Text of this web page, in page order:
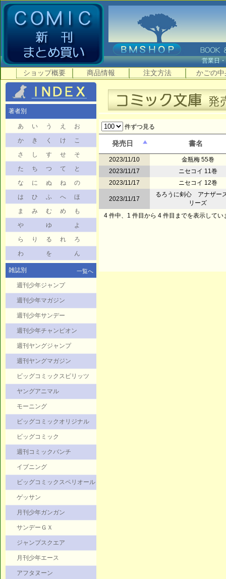
営業
ショップ概要 商品情報 注文方法 かごの中
著者別
あ い う え
お
か
き く け
こ
さ
し す せ
そ
た
ち つ て
と
な
に ぬ ね
の
は
ひ ふ へ
ほ
ま
み む め
も
や
ゆ
よ
ら
り る れ
ろ
わ
を ん
雑誌別 一覧へ
週刊少年ジャンプ
週刊少年マガジン
週刊少年サンデー
週刊少年チャンピオン
週刊ヤングジャンプ
週刊ヤングマガジン
ビッグコミックスピリッツ
ヤングアニマル
モーニング
ビッグコミックオリジナル
ビッグコミック
週刊コミックバンチ
イブニング
ビッグコミックスペリオール
ゲッサン
月刊少年ガンガン
サンデーＧＸ
ジャンプスクエア
月刊少年エース
アフタヌーン
件ずつ見る
発売日 書名
2023/11/10
金瓶梅 55巻
2023/11/17
ニセコイ 11巻
2023/11/17
ニセコイ 12巻
2023/11/17
るろうに剣心 アナザー
リーズ
4 件中、1 件目から 4 件目までを表示してい